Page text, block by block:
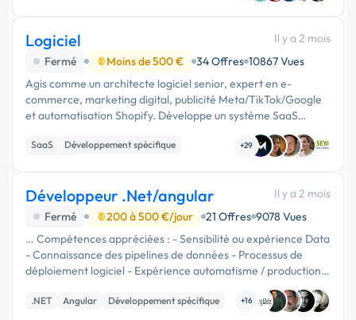
Logiciel
Il y a 2 mois
Fermé
Moins de 500 € 34 Offres 10867 Vues
Agis comme un architecte logiciel senior, expert en e-
commerce, marketing digital, publicité Meta/TikTok/Google
et automatisation Shopify. Développe un système SaaS
complet et prêt à l'emploi destiné aux marques de
dropshipping. OBJECTIF : …
SaaS
Développement spécifique
+29
Développeur .Net/angular
Il y a 2 mois
Fermé
200 à 500 €/jour 21 Offres 9078 Vues
… Compétences appréciées : - Sensibilité ou expérience Data
- Connaissance des pipelines de données - Processus de
déploiement logiciel - Expérience automatisme / production
industrielle - Anglais professionnel. Mobilité Metz - 1 jour de …
.NET Angular Développement spécifique +16